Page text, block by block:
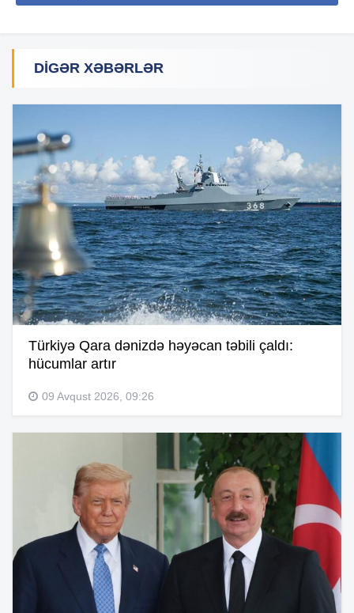
DIGƏR XƏBƏRLƏR
Türkiyə Qara dənizdə həyəcan təbili çaldı:
hücumlar artır
09 Avqust 2026, 09:26